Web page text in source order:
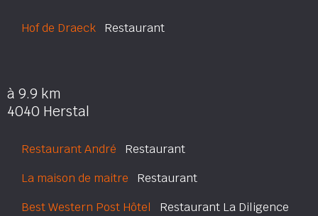
Hof de Draeck Restaurant
à 9.9 km
4040 Herstal
Restaurant André Restaurant
La maison de maitre Restaurant
Best Western Post Hôtel Restaurant La Diligence